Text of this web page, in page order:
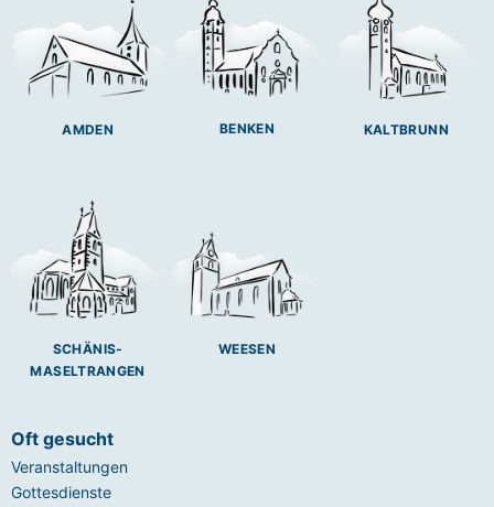
AMDEN BENKEN KALTBRUNN
SCHÄNIS-
MASELTRANGEN
WEESEN
Oft gesucht
Veranstaltungen
Gottesdienste